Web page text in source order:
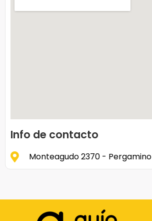
Info de contacto
Monteagudo 2370 - Pergamino